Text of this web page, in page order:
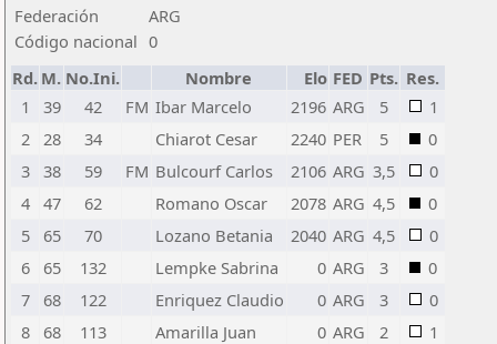
Federación
ARG
Código nacional 0
Rd. M. No.Ini. Nombre Elo FED Pts. Res.
1
39 42 FM Ibar Marcelo 2196 ARG 5
1
2 28 34 Chiarot Cesar 2240 PER 5
0
3 38 59 FM Bulcourf Carlos 2106 ARG 3,5
0
4 47 62 Romano Oscar 2078 ARG 4,5
0
5
65 70 Lozano Betania 2040 ARG 4,5
0
6 65 132 Lempke Sabrina 0 ARG 3
0
7
68 122 Enriquez Claudio 0 ARG 3
0
8 68 113 Amarilla Juan 0 ARG 2
1